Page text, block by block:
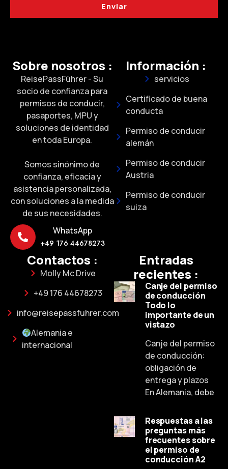
Enviar
Sobre nosotros :
ReisePassFührer - Su
socio de confianza para
permisos de conducir,
pasaportes, MPU y
soluciones de identidad
en toda Europa.
Somos sinónimo de
confianza, eficacia y
asistencia personalizada,
con soluciones a la medida
de sus necesidades.
WhatsApp
+49 176 44678273
Información :
servicios
Certificado de buena
conducta
Permiso de conducir
alemán
Permiso de conducir
Austria
Permiso de conducir
suiza
Contactos :
Molly Mc Drive
+49 176 44678273
info@reisepassfuhrer.com
Alemania e
internacional
Entradas
recientes :
Canje del permiso
de conducción
Todo lo
importante de un
vistazo
Canje del permiso
de conducción:
obligación de
entrega y plazos
En Alemania, debe
Respuestas a las
preguntas más
frecuentes sobre
el permiso de
conducción A2
Russian